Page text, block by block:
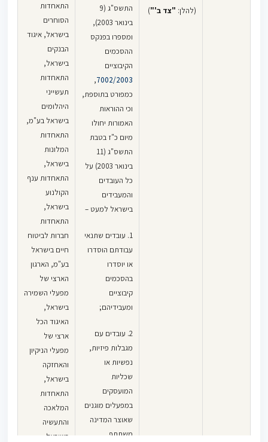
(להלן: "צד ב'")
התשס"ג (9
בינואר 2003),
ומספרו בפנקס
ההסכמים
הקיבוציים
7002/2003
,
כמפורט בתוספת,
וכי ההוראות
האמורות יחולו
מיום כ"ז בטבת
התשס"ג (11
בינואר 2003) על
כל העובדים
והמעבידים
בישראל למעט –
1. עובדים שתנאי
עבודתם הוסדרו
או יוסדרו
בהסכמים
קיבוציים
ומעבידיהם;
2. עובדים עם
מגבלות פיזיות,
נפשיות או
שכליות
המועסקים
במפעלים מוגנים
שאוצר המדינה
משתתף
התאחדות
הסוחרים
בישראל, איגוד
הבנקים
בישראל,
התאחדות
תעשייני
היהלומים
בישראל בע"מ,
התאחדות
המלונות
בישראל,
התאחדות ענף
הקולנוע
בישראל,
התאחדות
חברות לביטוח
חיים בישראל
בע"מ, הארגון
הארצי של
מפעלי השמירה
בישראל,
האיגוד הכל
ארצי של
מפעלי הניקיון
והאחזקה
בישראל,
התאחדות
המלאכה
והתעשיה
בישראל,